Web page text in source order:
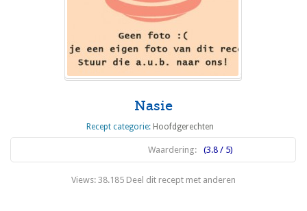
Nasie
Recept categorie: Hoofdgerechten
Waardering: (3.8 / 5)
Views: 38.185 Deel dit recept met anderen